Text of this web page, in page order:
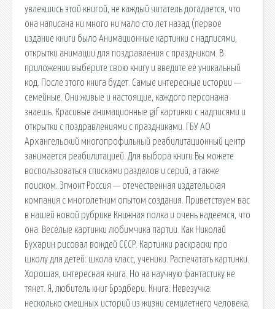
увлекшись этой книгой, не каждый читатель догадается, что
она написана ни много ни мало сто лет назад (первое
издание книги было Анимационные картинки с надписями,
открытки анимации для поздравления с праздником. В
приложении выберите свою книгу и введите её уникальный
код. После этого книга будет. Самые интересные истории —
семейные. Они живые и настоящие, каждого персонажа
знаешь. Красивые анимационные gif картинки с надписями и
открытки с поздравлениями с праздниками. ГБУ АО
Архангельский многопрофильный реабилитационный центр
занимается реабилитацией. Для выбора книги Вы можете
воспользоваться списками разделов и серий, а также
поиском. Эгмонт Россия — отечественная издательская
компания с многолетним опытом создания. Приветствуем вас
в нашей новой рубрике Книжная полка и очень надеемся, что
она. Весёлые картинки любимчика партии. Как Николай
Бухарин рисовал вождей СССР. Картинки раскраски про
школу для детей: школа класс, ученики. Распечатать картинки.
Хорошая, интересная книга. Но на научную фантастику не
тянет. Я, любитель книг Брэдбери. Книга: Невезучка:
несколько смешных историй из жизни семилетнего человека,